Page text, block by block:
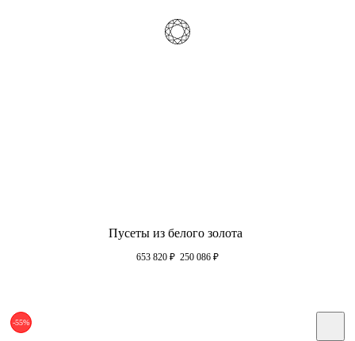
Пусеты из белого золота
653 820 ₽ 250 086 ₽
-55%